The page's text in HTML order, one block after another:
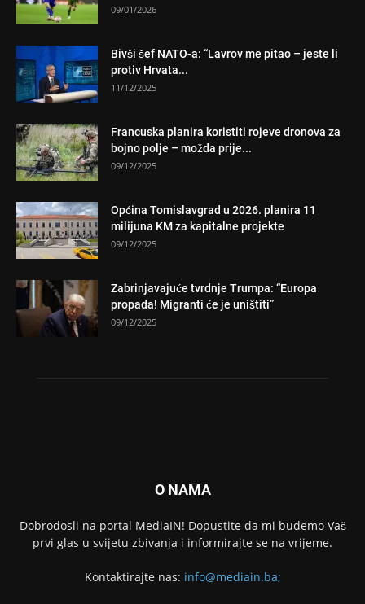
09/01/2026
Bivši šef NATO-a: “Lavrov me pitao – jeste li
protiv Hrvata...
11/12/2025
Francuska planira koristiti rojeve dronova za
bojno polje – možda prije...
09/12/2025
Općina Tomislavgrad u 2026. planira 11
milijuna KM za kapitalne projekte
09/12/2025
Zabrinjavajuće tvrdnje Trumpa: “Europa
propada! Migranti će je uništiti”
09/12/2025
O NAMA
Dobrodosli na portal MediaIN! Dopustite da mi budemo Vaš
prvi glas u svijetu zbivanja i informirajte se na vrijeme.
Kontaktirajte nas: info@mediain.ba;